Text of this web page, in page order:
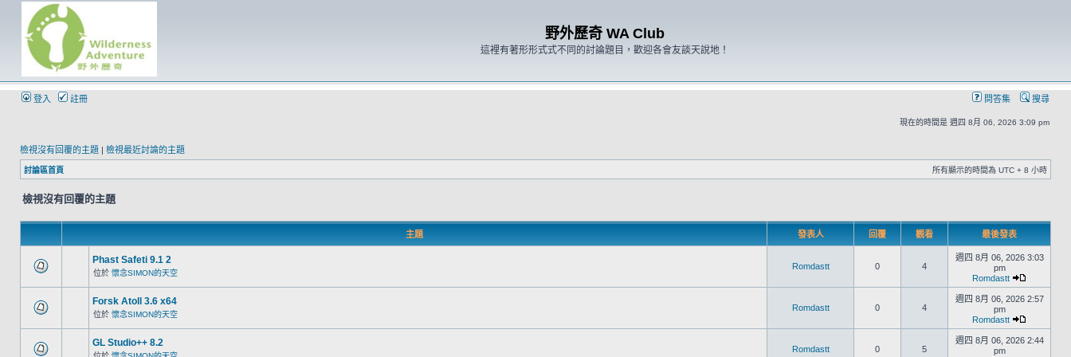
野外歷奇 WA Club
這裡有著形形式式不同的討論題目，歡迎各會友談天說地！
登入 註冊 問答集 搜尋
現在的時間是 週四 8月 06, 2026 3:09 pm
檢視沒有回覆的主題 | 檢視最近討論的主題
討論區首頁 所有顯示的時間為 UTC + 8 小時
檢視沒有回覆的主題
主題 發表人 回覆 觀看 最後發表
Phast Safeti 9.1 2
位於 懷念SIMON的天空
Romdastt 0 4
週四 8月 06, 2026 3:03
pm
Romdastt
Forsk Atoll 3.6 x64
位於 懷念SIMON的天空
Romdastt 0 4
週四 8月 06, 2026 2:57
pm
Romdastt
GL Studio++ 8.2
Romdastt 0 5
週四 8月 06, 2026 2:44
pm